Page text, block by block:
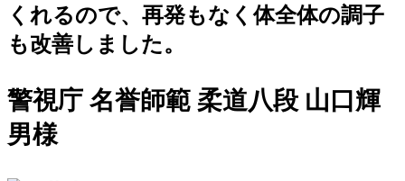
くれるので、再発もなく体全体の調子
も改善しました。
警視庁 名誉師範 柔道八段 山口輝
男様